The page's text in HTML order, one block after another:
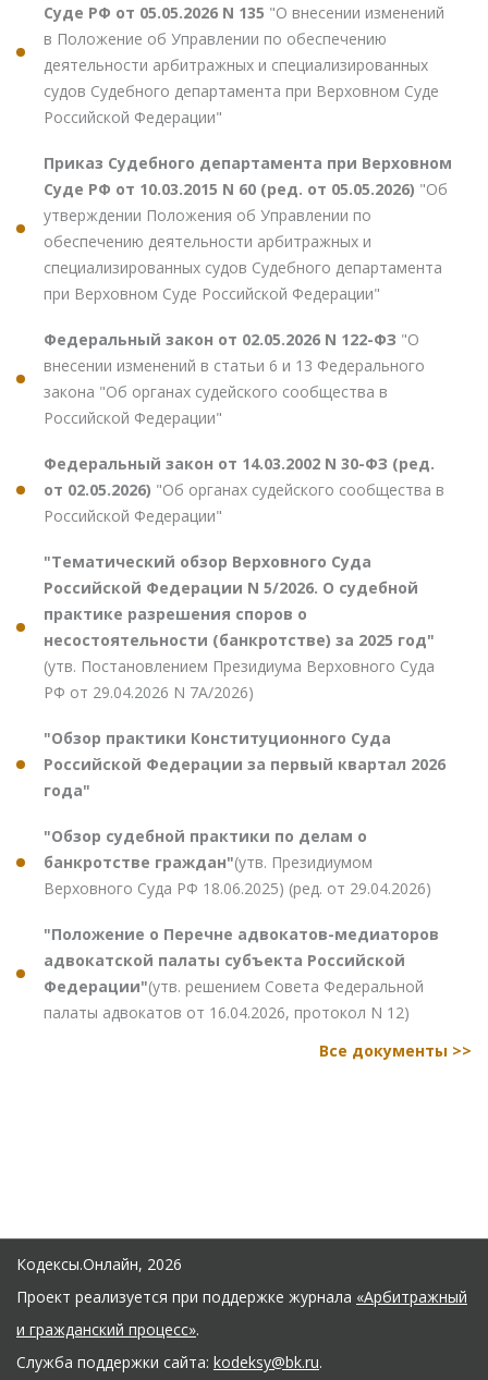
Суде РФ от 05.05.2026 N 135 "О внесении изменений
в Положение об Управлении по обеспечению
деятельности арбитражных и специализированных
судов Судебного департамента при Верховном Суде
Российской Федерации"
Приказ Судебного департамента при Верховном
Суде РФ от 10.03.2015 N 60 (ред. от 05.05.2026) "Об
утверждении Положения об Управлении по
обеспечению деятельности арбитражных и
специализированных судов Судебного департамента
при Верховном Суде Российской Федерации"
Федеральный закон от 02.05.2026 N 122-ФЗ "О
внесении изменений в статьи 6 и 13 Федерального
закона "Об органах судейского сообщества в
Российской Федерации"
Федеральный закон от 14.03.2002 N 30-ФЗ (ред.
от 02.05.2026) "Об органах судейского сообщества в
Российской Федерации"
"Тематический обзор Верховного Суда
Российской Федерации N 5/2026. О судебной
практике разрешения споров о
несостоятельности (банкротстве) за 2025 год"
(утв. Постановлением Президиума Верховного Суда
РФ от 29.04.2026 N 7А/2026)
"Обзор практики Конституционного Суда
Российской Федерации за первый квартал 2026
года"
"Обзор судебной практики по делам о
банкротстве граждан"(утв. Президиумом
Верховного Суда РФ 18.06.2025) (ред. от 29.04.2026)
"Положение о Перечне адвокатов-медиаторов
адвокатской палаты субъекта Российской
Федерации"(утв. решением Совета Федеральной
палаты адвокатов от 16.04.2026, протокол N 12)
Все документы >>
Кодексы.Онлайн, 2026
Проект реализуется при поддержке журнала «Арбитражный
и гражданский процесс».
Служба поддержки сайта: kodeksy@bk.ru.